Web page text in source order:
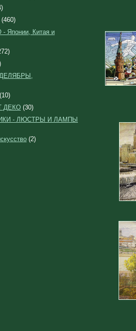
(460)
Китая и
(10)
ДЕКО (30)
- ЛЮСТРЫ И ЛАМПЫ
(2)